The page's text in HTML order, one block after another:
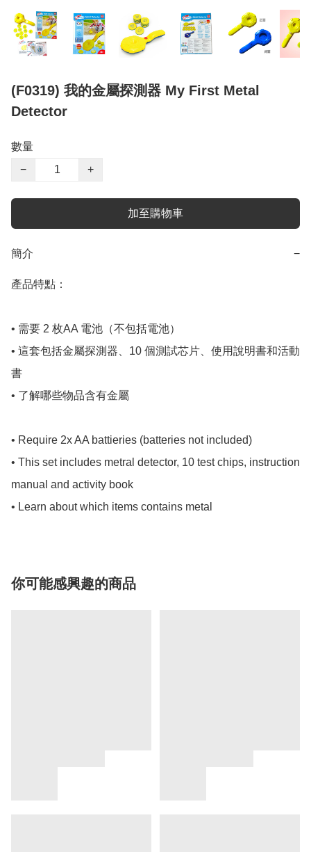
(F0319) 我的金屬探測器 My First Metal
Detector
數量
−
+
加至購物車
簡介 −
產品特點：
• 需要 2 枚AA 電池（不包括電池）
• 這套包括金屬探測器、10 個測試芯片、使用說明書和活動
書
• 了解哪些物品含有金屬
• Require 2x AA battieries (batteries not included)
• This set includes metral detector, 10 test chips, instruction
manual and activity book
• Learn about which items contains metal
你可能感興趣的商品